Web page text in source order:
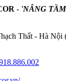
- 'NÂNG
Thất - Hà Nội